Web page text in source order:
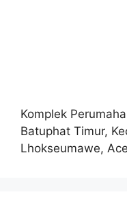
Komplek
Batuphat Timur,
Lhokseumawe,